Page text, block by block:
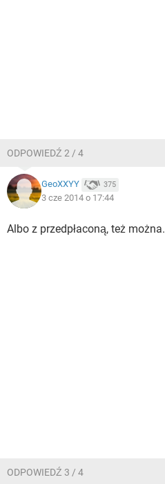
ODPOWIEDŹ 2 / 4
GeoXXYY 375
3 cze 2014 o 17:44
Albo z przedpłaconą, też można.
ODPOWIEDŹ 3 / 4